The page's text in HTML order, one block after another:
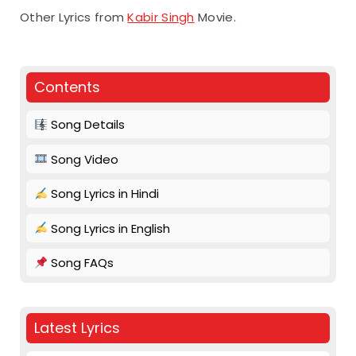
Other Lyrics fromKabir Singh Movie.
Contents
Song Details
Song Video
Song Lyrics in Hindi
Song Lyrics in English
Song FAQs
Latest Lyrics